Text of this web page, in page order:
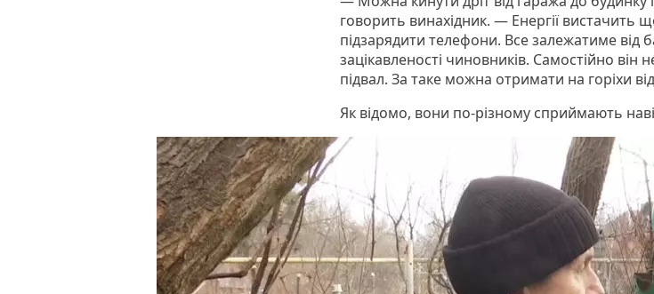
говорить винахідник. — Енергії вистачить
підзарядити телефони. Все залежатиме від
зацікавленості чиновників. Самостійно він
підвал. За таке можна отримати на горіхи
Як відомо, вони по-різному сприймають